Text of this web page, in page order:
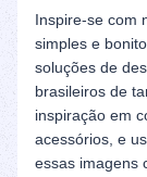
Inspire-se com
simples e
soluções de
brasileiros de
inspiração em
acessórios, e
essas imagens